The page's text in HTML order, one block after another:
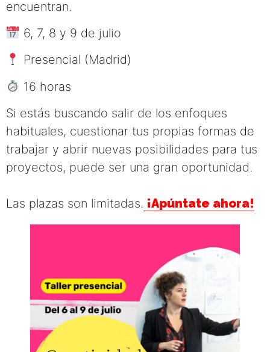
encuentran.
6, 7, 8 y 9 de julio
Presencial (Madrid)
16 horas
Si estás buscando salir de los enfoques
habituales, cuestionar tus propias formas de
trabajar y abrir nuevas posibilidades para tus
proyectos, puede ser una gran oportunidad.
Las plazas son limitadas. ¡Apúntate ahora!